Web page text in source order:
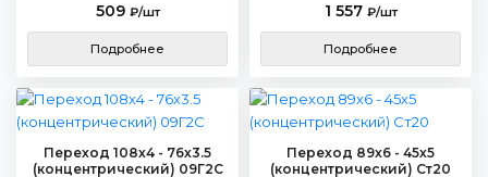
509 ₽/шт
Подробнее
1 557 ₽/шт
Подробнее
Переход 108х4 - 76х3.5
(концентрический) 09Г2С
Переход 89х6 - 45х5
(концентрический) Ст20